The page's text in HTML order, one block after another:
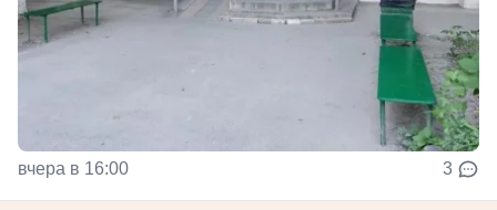
вчера в 16:00 3